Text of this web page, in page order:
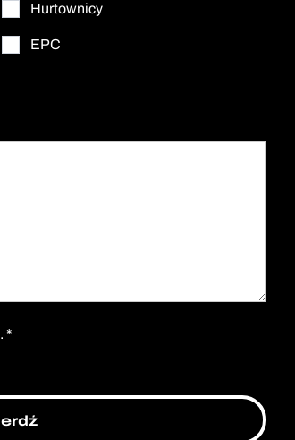
Hurtownicy
EPC
. *